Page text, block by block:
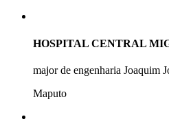
HOSPITAL CENTRAL
major de engenharia Joaquim
Maputo